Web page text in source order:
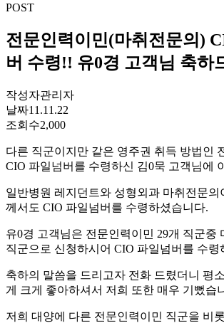
POST
전문인력이민(마취전문의)
버 수령!! 유0경 고객님 축하
작성자관리자
날짜11.11.22
조회수2,000
다른 직군이지만 같은 영주권 취득 방법인
CIO 파일넘버를 수령하신 김0묵 고객님에
일반병원 레지던트와 성형외과 마취전문의
께서도 CIO 파일넘버를 수령하셨습니다.
유0경 고객님은 전문인력이민 29개 직군중
직군으로 신청하시어 CIO 파일넘버를 수령
축하의 말씀을 드리고자 전화 드렸더니 평
게 크게 좋아하셔서 저희 또한 매우 기뻤습
저희 대양에 다른 전문인력이민 직군을 비